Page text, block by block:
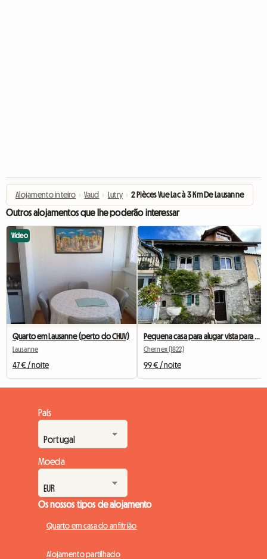
Alojamento inteiro › Vaud › Lutry › 2 Pièces Vue Lac à 3 Km De Lausanne
Outros alojamentos que lhe poderão interessar
Vídeo
Quarto em Lausanne (perto do CHUV)
Lausanne
47 € / noite
Chernex (1822)
99 € / noite
País
Moeda
Os nossos tipos de alojamento
Quarto em casa do anfitrião
Alojamento partilhado